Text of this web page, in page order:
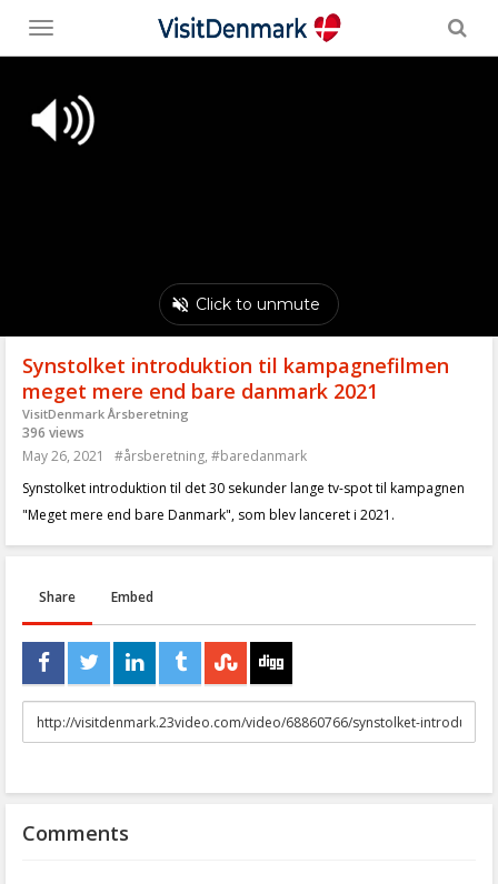
Toggle
menu
Synstolket introduktion til kampagnefilmen
meget mere end bare danmark 2021
VisitDenmark Årsberetning
396 views
May 26, 2021
#årsberetning, #baredanmark
Synstolket introduktion til det 30 sekunder lange tv-spot til kampagnen
"Meget mere end bare Danmark", som blev lanceret i 2021.
Share Embed
URL
to
Comments